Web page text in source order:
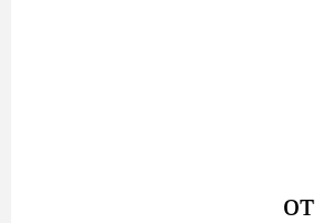
от